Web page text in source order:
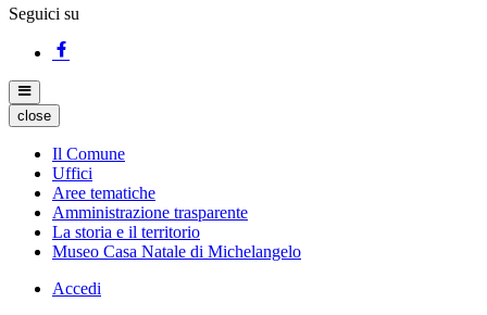
Seguici su
close
Il Comune
Uffici
Aree tematiche
Amministrazione trasparente
La storia e il territorio
Museo Casa Natale di Michelangelo
Accedi